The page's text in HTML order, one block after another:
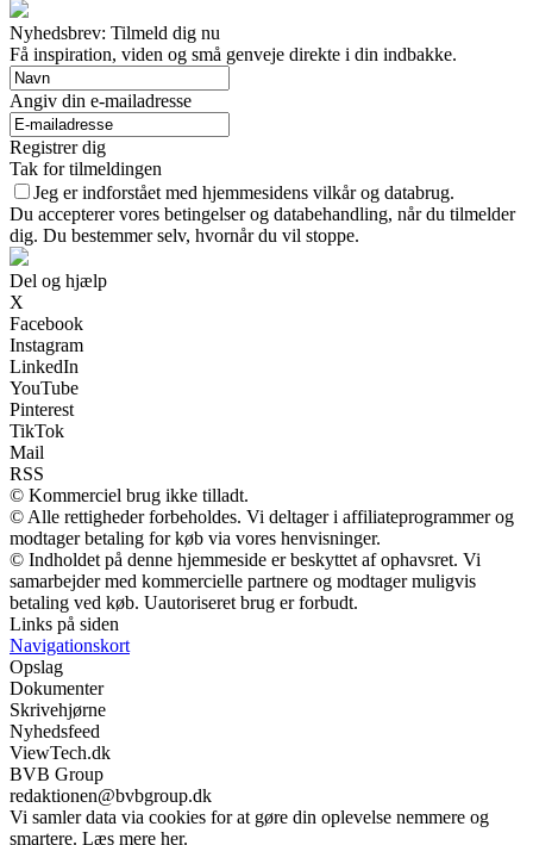
Nyhedsbrev: Tilmeld dig nu
Få inspiration, viden og små genveje direkte i din indbakke.
Angiv din e-mailadresse
Registrer dig
Tak for tilmeldingen
Jeg er indforstået med hjemmesidens vilkår og databrug.
Du accepterer vores betingelser og databehandling, når du tilmelder
dig. Du bestemmer selv, hvornår du vil stoppe.
Del og hjælp
X
Facebook
Instagram
LinkedIn
YouTube
Pinterest
TikTok
Mail
RSS
© Kommerciel brug ikke tilladt.
© Alle rettigheder forbeholdes. Vi deltager i affiliateprogrammer og
modtager betaling for køb via vores henvisninger.
© Indholdet på denne hjemmeside er beskyttet af ophavsret. Vi
samarbejder med kommercielle partnere og modtager muligvis
betaling ved køb. Uautoriseret brug er forbudt.
Links på siden
Navigationskort
Opslag
Dokumenter
Skrivehjørne
Nyhedsfeed
ViewTech.dk
BVB Group
redaktionen@bvbgroup.dk
Vi samler data via cookies for at gøre din oplevelse nemmere og
smartere. Læs mere her.